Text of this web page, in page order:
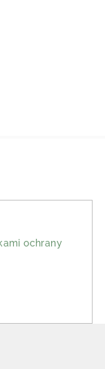
ochrany